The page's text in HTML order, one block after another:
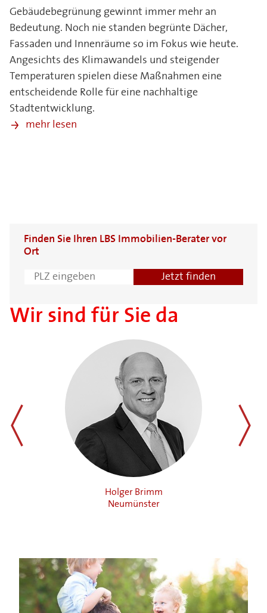
Gebäudebegrünung gewinnt immer mehr an
Bedeutung. Noch nie standen begrünte Dächer,
Fassaden und Innenräume so im Fokus wie heute.
Angesichts des Klimawandels und steigender
Temperaturen spielen diese Maßnahmen eine
entscheidende Rolle für eine nachhaltige
Stadtentwicklung.
mehr lesen
Finden Sie Ihren LBS Immobilien-Berater vor
Ort
Wir sind für Sie da
Holger Brimm
Neumünster